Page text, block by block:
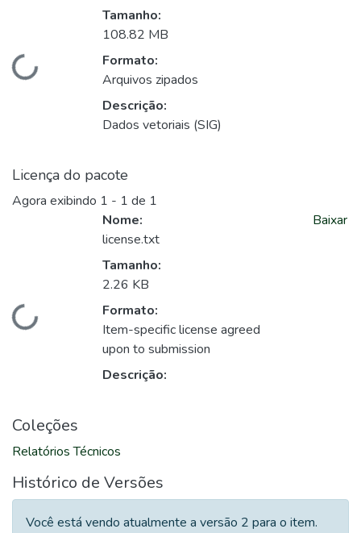
Carregando...
Tamanho:
108.82 MB
Formato:
Arquivos zipados
Descrição:
Dados vetoriais (SIG)
Licença do pacote
Agora exibindo 1 - 1 de 1
Carregando...
Nome:
license.txt
Tamanho:
2.26 KB
Formato:
Item-specific license agreed
upon to submission
Descrição:
Baixar
Coleções
Relatórios Técnicos
Histórico de Versões
Você está vendo atualmente a versão 2 para o item.